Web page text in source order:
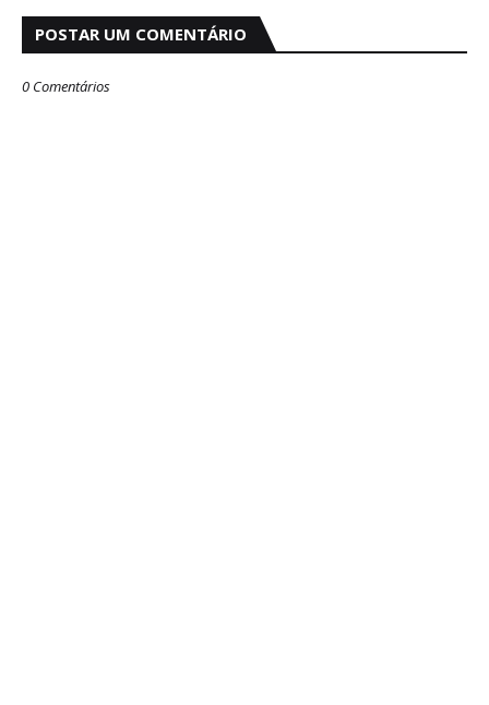
POSTAR UM COMENTÁRIO
0 Comentários